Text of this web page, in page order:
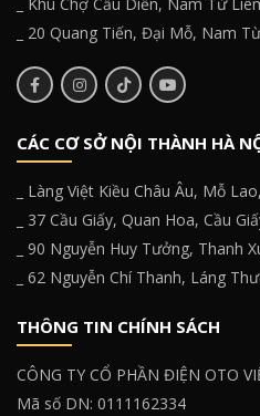
_ Khu Chợ Cầu Diễn, Nam Từ
_ 20 Quang Tiến, Đại Mỗ, Nam
CÁC CƠ SỞ NỘI THÀNH HÀ
_ Làng Việt Kiều Châu Âu, Mỗ
_ 37 Cầu Giấy, Quan Hoa, Cầu
_ 90 Nguyễn Huy Tưởng, Thanh
_ 62 Nguyễn Chí Thanh, Láng
THÔNG TIN CHÍNH SÁCH
CÔNG TY CỔ PHẦN ĐIỆN OTO
Mã số DN: 0111162334